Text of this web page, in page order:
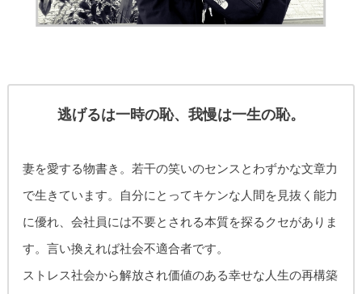
逃げるは一時の恥、我慢は一生の恥。
妻を愛する物書き。 若干の笑いのセンスとわずかな文章力
で生きています。自分にとってキケンな人間を見抜く能力
に優れ、会社員には不要とされる本質を探るクセがありま
す。言い換えれば社会不適合者です。
ストレス社会から解放され価値のある幸せな人生の再構築